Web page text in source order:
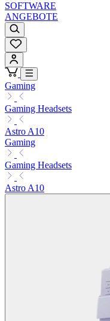
SOFTWARE
ANGEBOTE
Gaming
Gaming Headsets
Astro A10
Gaming
Gaming Headsets
Astro A10